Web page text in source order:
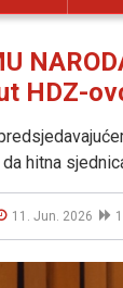
HDZ-
hitna
11. Jun. 2026